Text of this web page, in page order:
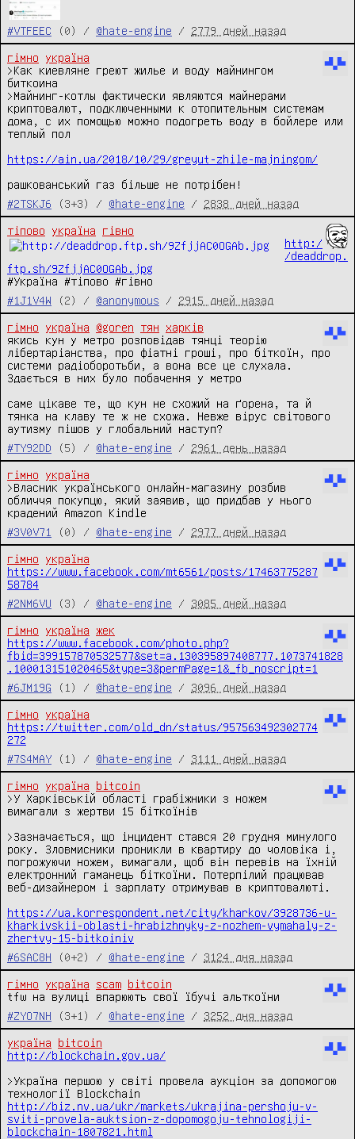
#VTFEEC (0) / @hate-engine / 2779 дней назад
гімно
україна
>Как киевляне греют жилье и воду майнингом
биткоина
>Майнинг-котлы фактически являются майнерами
криптовалют, подключенными к отопительным системам
дома, с их помощью можно подогреть воду в бойлере или
теплый пол
https://ain.ua/2018/10/29/greyut-zhile-majningom/
рашкованський газ більше не потрібен!
#2TSKJ6
(3+3) / @hate-engine / 2838 дней назад
тіпово україна
гівно
http:/
/deaddrop.
ftp.sh/9ZfjjAC0OGAb.jpg
#Україна #тіпово #гівно
#1J1V4W
(2) / @anonymous / 2915 дней назад
гімно україна @goren тян
харків
якись кун у метро розповідав тянці теорію
лібертаріанства, про фіатні гроші, про біткоїн, про
системи радіоборотьби, а вона все це слухала.
Здається в них було побачення у метро
саме цікаве те, що кун не схожий на ґорена, та й
тянка на клаву те ж не схожа. Невже вірус світового
аутизму пішов у глобальний наступ?
#TY92DD
(5) / @hate-engine / 2961 день назад
гімно
україна
>Власник українського онлайн-магазину розбив
обличчя покупцю, який заявив, що придбав у нього
крадений Amazon Kindle
#3V0V71
(0) / @hate-engine / 2977 дней назад
гімно
україна
https://www.facebook.com/mt6561/posts/17463775287
58784
#2NM6VU
(3) / @hate-engine / 3085 дней назад
гімно україна
жек
https://www.facebook.com/photo.php?
fbid=399157870532577&set=a.130395897408777.1073741828
.100013151020465&type=3&permPage=1&_fb_noscript=1
#6JM19G
(1) / @hate-engine / 3096 дней назад
гімно
україна
https://twitter.com/old_dn/status/957563492302774
272
#7S4MAY
(1) / @hate-engine / 3111 дней назад
гімно україна
bitcoin
>У Харківській області грабіжники з ножем
вимагали з жертви 15 біткоїнів
>Зазначається, що інцидент стався 20 грудня минулого
року. Зловмисники проникли в квартиру до чоловіка і,
погрожуючи ножем, вимагали, щоб він перевів на їхній
електронний гаманець біткоїни. Потерпілий працював
веб-дизайнером і зарплату отримував в криптовалюті.
https://ua.korrespondent.net/city/kharkov/3928736-u-
kharkivskii-oblasti-hrabizhnyky-z-nozhem-vymahaly-z-
zhertvy-15-bitkoiniv
#6SAC8H
(0+2) / @hate-engine / 3124 дня назад
гімно україна scam bitcoin
tfw на вулиці впарюють свої їбучі альткоїни
#ZYO7NH
(3+1) / @hate-engine / 3252 дня назад
україна
bitcoin
http://blockchain.gov.ua/
>Україна першою у світі провела аукціон за допомогою
http://biz.nv.ua/ukr/markets/ukrajina-pershoju-v-
sviti-provela-auktsion-z-dopomogoju-tehnologiji-
blockchain-1807821.html